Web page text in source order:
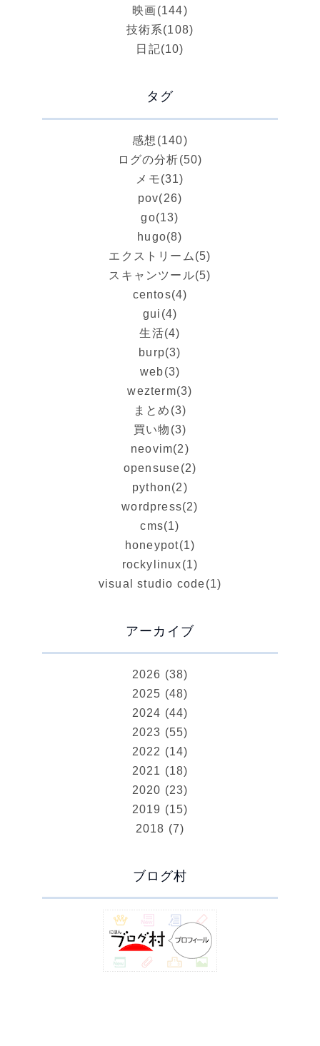
映画(144)
技術系(108)
日記(10)
タグ
感想 (140)
ログの分析(50)
メモ(31)
pov(26)
go(13)
hugo(8)
エクストリーム (5)
スキャンツール(5)
centos(4)
gui (4)
生活(4)
burp(3)
web(3)
wezterm(3)
まとめ (3)
買い物 (3)
neovim(2)
opensuse(2)
python(2)
wordpress(2)
cms(1)
honeypot(1)
rockylinux(1)
visual studio code(1)
アーカイブ
2026 (38)
2025 (48)
2024 (44)
2023 (55)
2022 (14)
2021 (18)
2020 (23)
2019 (15)
2018 (7)
ブログ村